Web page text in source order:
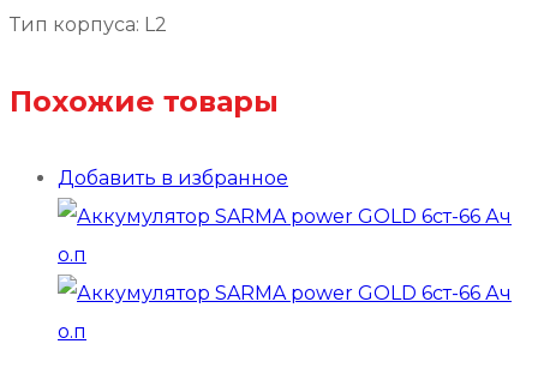
Тип корпуса: L2
Похожие товары
Добавить в избранное